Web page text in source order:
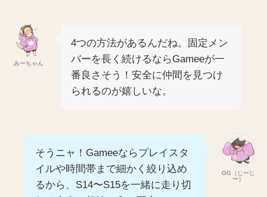
みーちゃん
4つの方法があるんだね。固定メン
バーを長く続けるならGameeが一
番良さそう！安全に仲間を見つけ
られるのが嬉しいな。
GG（じーじ
ー）
そうニャ！Gameeならプレイスタ
イルや時間帯まで細かく絞り込め
るから、S14〜S15を一緒に走り切